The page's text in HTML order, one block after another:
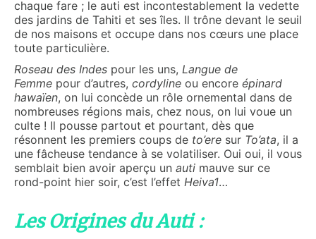
chaque fare ; le auti est incontestablement la vedette
des jardins de Tahiti et ses îles. Il trône devant le seuil
de nos maisons et occupe dans nos cœurs une place
toute particulière.
Roseau des Indes pour les uns, Langue de
Femme pour d’autres, cordyline ou encore épinard
hawaïen, on lui concède un rôle ornemental dans de
nombreuses régions mais, chez nous, on lui voue un
culte ! Il pousse partout et pourtant, dès que
résonnent les premiers coups de to’ere sur To’ata, il a
une fâcheuse tendance à se volatiliser. Oui oui, il vous
semblait bien avoir aperçu un auti mauve sur ce
rond-point hier soir, c’est l’effet Heiva1…
Les Origines du Auti :